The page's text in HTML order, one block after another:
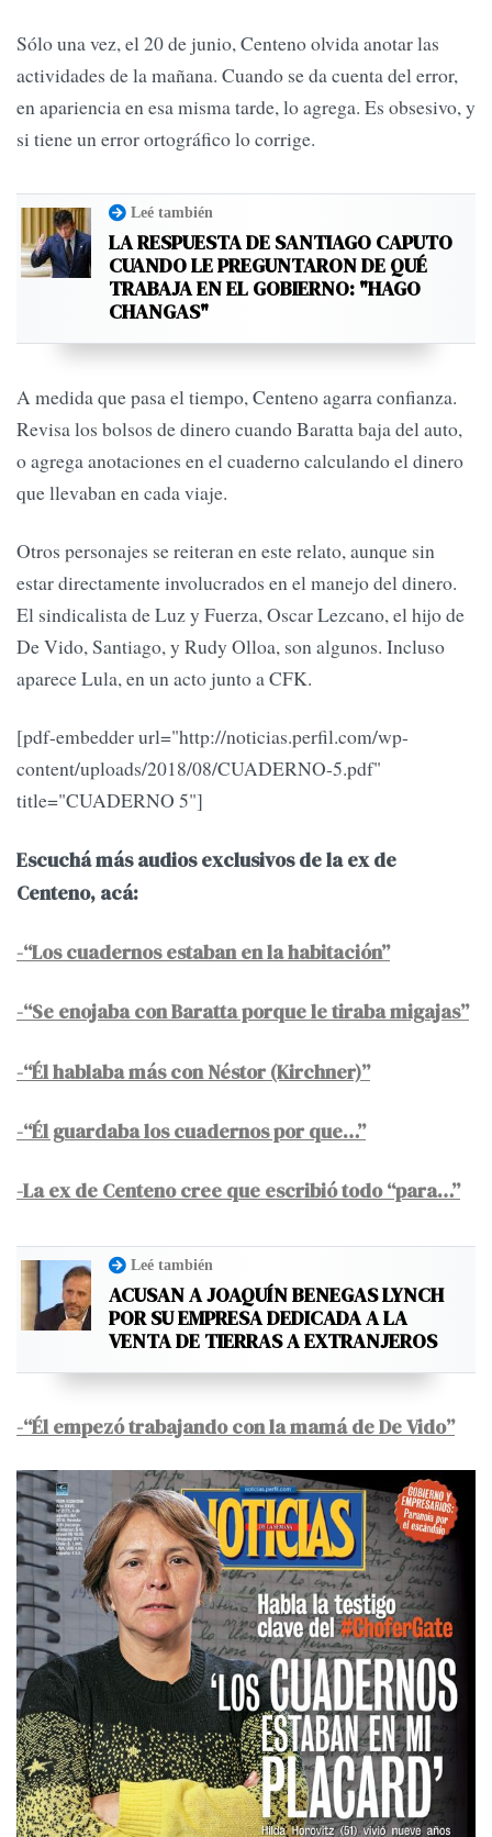
Sólo una vez, el 20 de junio, Centeno olvida anotar las
actividades de la mañana. Cuando se da cuenta del error,
en apariencia en esa misma tarde, lo agrega. Es obsesivo, y
si tiene un error ortográfico lo corrige.
Leé también
LA RESPUESTA DE SANTIAGO CAPUTO
CUANDO LE PREGUNTARON DE QUÉ
TRABAJA EN EL GOBIERNO: "HAGO
CHANGAS"
A medida que pasa el tiempo, Centeno agarra confianza.
Revisa los bolsos de dinero cuando Baratta baja del auto,
o agrega anotaciones en el cuaderno calculando el dinero
que llevaban en cada viaje.
Otros personajes se reiteran en este relato, aunque sin
estar directamente involucrados en el manejo del dinero.
El sindicalista de Luz y Fuerza, Oscar Lezcano, el hijo de
De Vido, Santiago, y Rudy Olloa, son algunos. Incluso
aparece Lula, en un acto junto a CFK.
[pdf-embedder url="http://noticias.perfil.com/wp-
content/uploads/2018/08/CUADERNO-5.pdf"
title="CUADERNO 5"]
Escuchá más audios exclusivos de la ex de
Centeno, acá:
-“Los cuadernos estaban en la habitación”
-“Se enojaba con Baratta porque le tiraba migajas”
-“Él hablaba más con Néstor (Kirchner)”
-“Él guardaba los cuadernos por que…”
-La ex de Centeno cree que escribió todo “para…”
Leé también
ACUSAN A JOAQUÍN BENEGAS LYNCH
POR SU EMPRESA DEDICADA A LA
VENTA DE TIERRAS A EXTRANJEROS
-“Él empezó trabajando con la mamá de De Vido”